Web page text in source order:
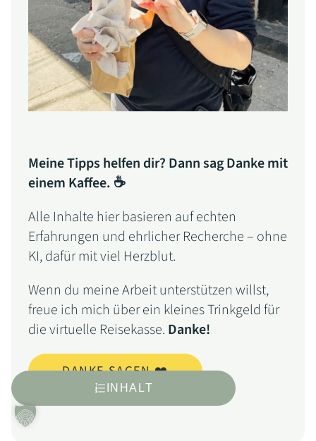
INHALT
Meine Tipps helfen dir? Dann sag Danke mit
einem Kaffee. ☕
Alle Inhalte hier basieren auf echten
Erfahrungen und ehrlicher Recherche – ohne
KI, dafür mit viel Herzblut.
Wenn du meine Arbeit unterstützen willst,
freue ich mich über ein kleines Trinkgeld für
die virtuelle Reisekasse. Danke!
DANKE SAGEN ❤️